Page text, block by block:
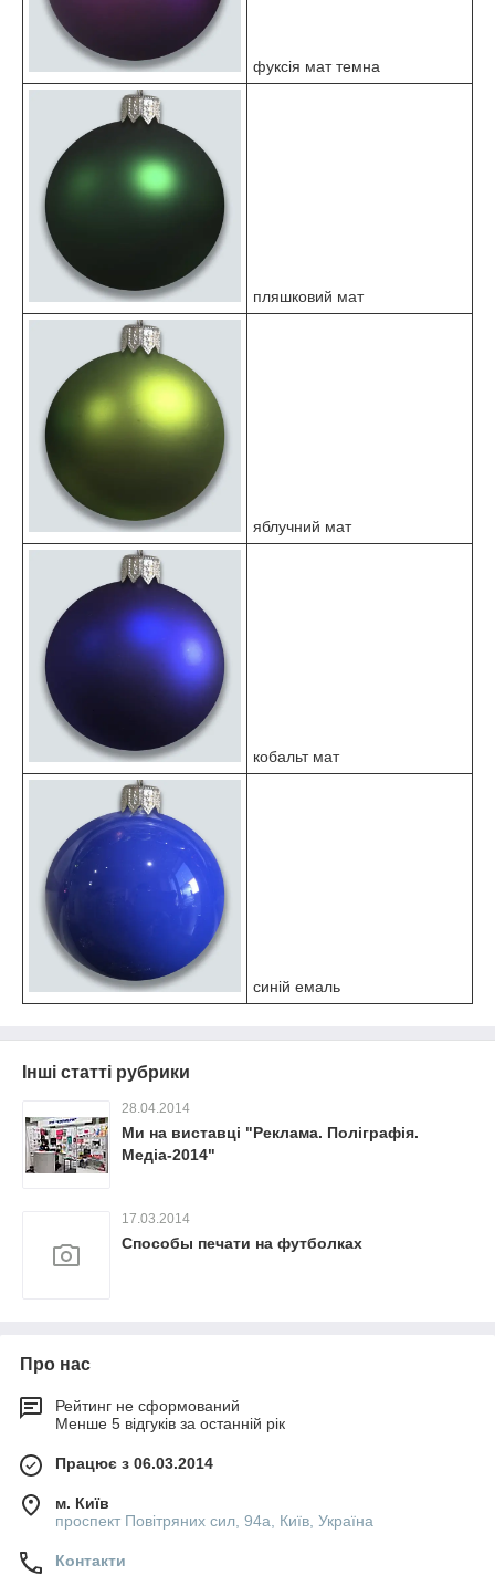
фуксія мат темна
пляшковий мат
яблучний мат
кобальт мат
синій емаль
Інші статті рубрики
28.04.2014
Ми на виставці "Реклама. Поліграфія.
Медіа-2014"
17.03.2014
Способы печати на футболках
Про нас
Рейтинг не сформований
Менше 5 відгуків за останній рік
Працює з 06.03.2014
м. Київ
проспект Повітряних сил, 94а, Київ, Україна
Контакти